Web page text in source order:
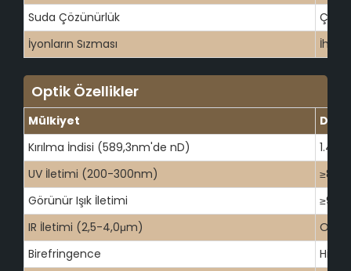
Suda Çözünürlük
İyonların Sızması
Optik Özellikler
Mülkiyet
Kırılma İndisi (589,3nm'de nD)
UV İletimi (200-300nm)
≥85%
Görünür Işık İletimi
≥93%
IR İletimi (2,5-4,0μm)
Orta
Birefringence
Hiçbiri